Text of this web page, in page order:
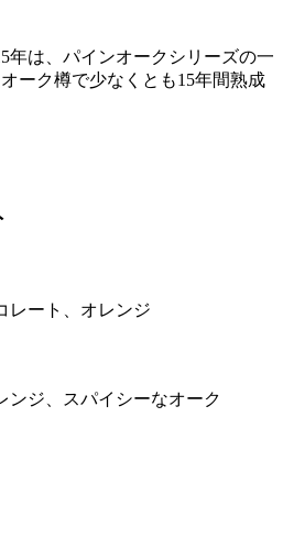
年は、パインオークシリーズの一
ーク樽で少なくとも15年間熟成
レート、オレンジ
ンジ、スパイシーなオーク